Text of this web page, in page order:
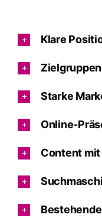
Klare
Starke
Online-
Content